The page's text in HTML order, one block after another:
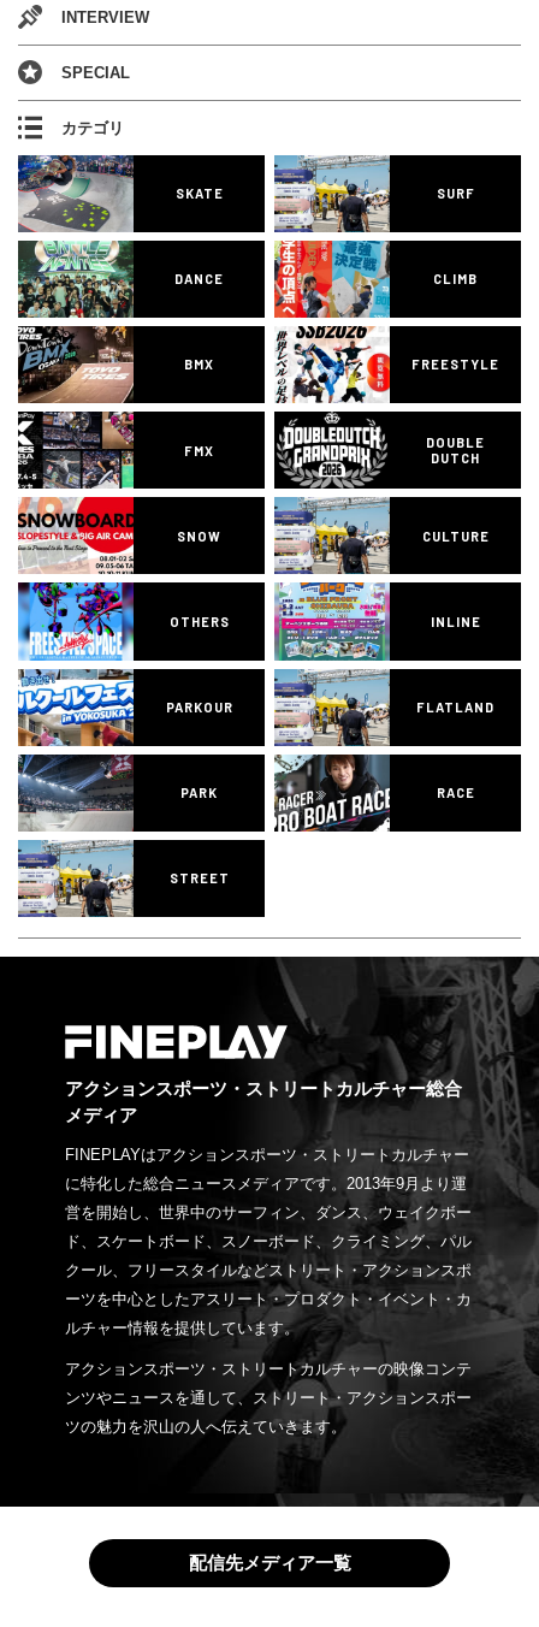
INTERVIEW
SPECIAL
カテゴリ
SKATE SURF
DANCE CLIMB
BMX FREESTYLE
FMX
DOUBLE
DUTCH
SNOW CULTURE
OTHERS INLINE
PARKOUR FLATLAND
PARK RACE
STREET
アクションスポーツ・ストリートカルチャー総合
メディア
FINEPLAYはアクションスポーツ・ストリートカルチャー
に特化した総合ニュースメディアです。2013年9月より運
営を開始し、世界中のサーフィン、ダンス、ウェイクボー
ド、スケートボード、スノーボード、クライミング、パル
クール、フリースタイルなどストリート・アクションスポ
ーツを中心としたアスリート・プロダクト・イベント・カ
ルチャー情報を提供しています。
アクションスポーツ・ストリートカルチャーの映像コンテ
ンツやニュースを通して、ストリート・アクションスポー
ツの魅力を沢山の人へ伝えていきます。
配信先メディア一覧